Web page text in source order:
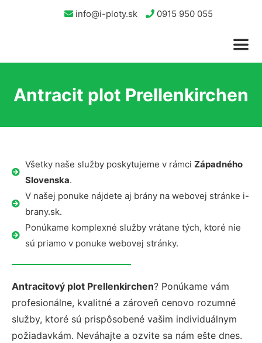
info@i-ploty.sk 0915 950 055
Antracit plot Prellenkirchen
Všetky naše služby poskytujeme v rámci Západného
Slovenska.
V našej ponuke nájdete aj brány na webovej stránke i-
brany.sk.
Ponúkame komplexné služby vrátane tých, ktoré nie
sú priamo v ponuke webovej stránky.
Antracitový plot Prellenkirchen? Ponúkame vám
profesionálne, kvalitné a zároveň cenovo rozumné
služby, ktoré sú prispôsobené vašim individuálnym
požiadavkám. Neváhajte a ozvite sa nám ešte dnes.